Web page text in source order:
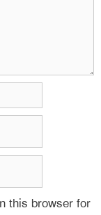
this browser for